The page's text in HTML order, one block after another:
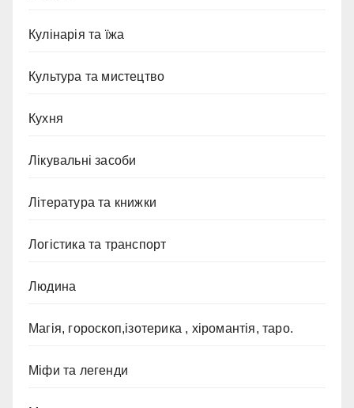
Кулінарія та їжа
Культура та мистецтво
Кухня
Лікувальні засоби
Література та книжки
Логістика та транспорт
Людина
Магія, гороскоп,ізотерика , хіромантія, таро.
Міфи та легенди